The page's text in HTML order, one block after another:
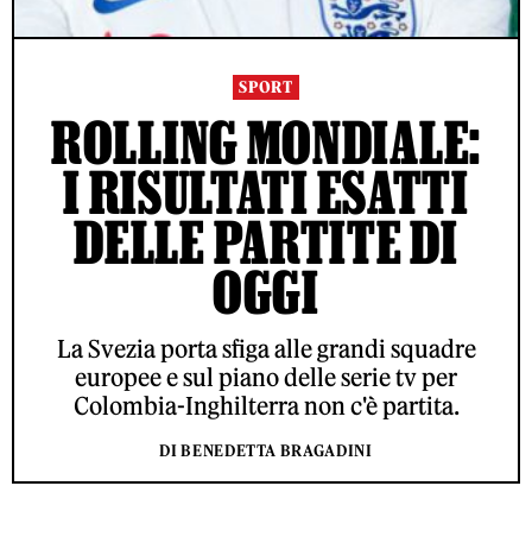
SPORT
ROLLING MONDIALE:
I RISULTATI ESATTI
DELLE PARTITE DI
OGGI
La Svezia porta sfiga alle grandi squadre
europee e sul piano delle serie tv per
Colombia-Inghilterra non c'è partita.
DI BENEDETTA BRAGADINI